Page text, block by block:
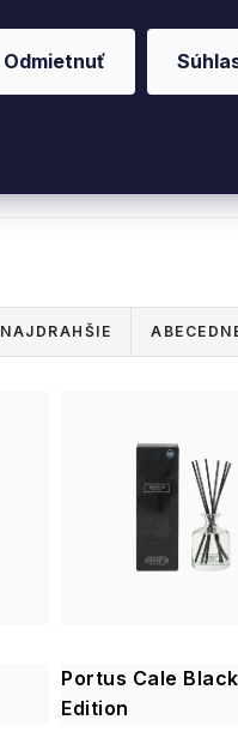
Odmietnuť
NAJDRAHŠIE
Portus Cale Black
Edition